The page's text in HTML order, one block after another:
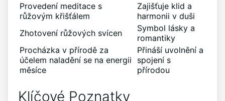
Provedení meditace ‍s
růžovým křišťálem
Zajišťuje ⁤klid⁤ a
harmonii v duši
Zhotovení růžových svícen
Symbol lásky a
romantiky
Procházka v ⁢přírodě za
účelem naladění se na energii
měsíce
Přináší uvolnění a⁣
spojení s
přírodou
Klíčové​ Poznatky